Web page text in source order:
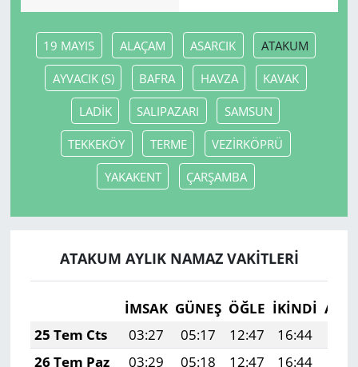
19 MAYIS ALAÇAM ASARCIK ATAKUM
AYVACIK (S) BAFRA HAVZA KAVAK
LADİK SALIPAZARI SAMSUN
TEKKEKÖY TERME VEZİRKÖPRÜ
YAKAKENT ÇARŞAMBA
ATAKUM AYLIK NAMAZ VAKITLERI
İMSAK GÜNEŞ ÖĞLE İKINDI
25 Tem Cts
03:27 05:17 12:47 16:44
26 Tem Paz
03:29 05:18 12:47 16:44